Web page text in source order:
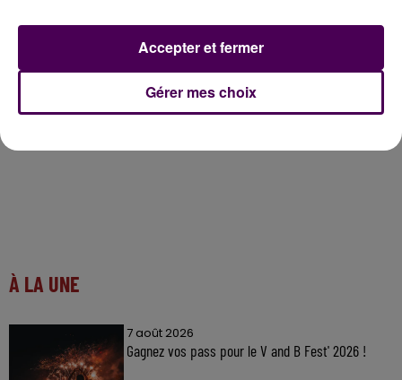
À LA UNE
7 août 2026
Gagnez vos pass pour le V and B Fest' 2026 !
Gérer mes choix
Accepter et fermer